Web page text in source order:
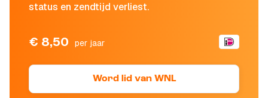
status en zendtijd verliest.
€ 8,50 per jaar
Word lid van WNL